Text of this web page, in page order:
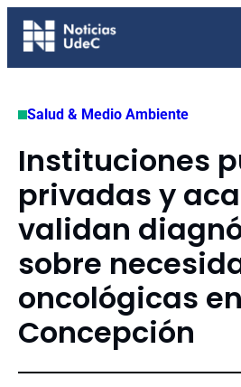
Saltar
Salud & Medio Ambiente
Instituciones
privadas y
validan
sobre
oncológicas en
Concepción